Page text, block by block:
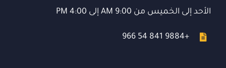
الأحد إلى الخميس من 9:00 AM إلى 4:00 PM
+966 54 841 9884